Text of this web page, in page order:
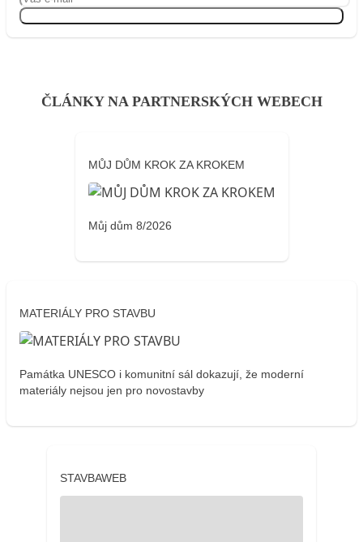
ČLÁNKY NA PARTNERSKÝCH WEBECH
MŮJ DŮM KROK ZA KROKEM
Můj dům 8/2026
MATERIÁLY PRO STAVBU
Památka UNESCO i komunitní sál dokazují, že moderní
materiály nejsou jen pro novostavby
STAVBAWEB